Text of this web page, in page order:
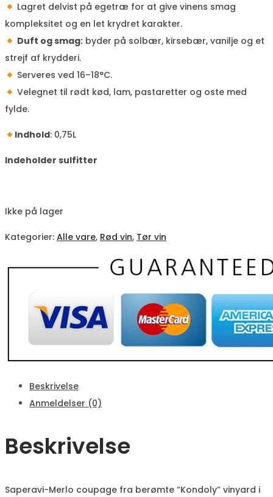
Lagret delvist på egetræ for at give vinens smag
kompleksitet og en let krydret karakter.
Duft og smag:byder på solbær, kirsebær, vanilje og et
strejf af krydderi.
Serveres ved 16–18°C.
Velegnet til rødt kød, lam, pastaretter og oste med
fylde.
Indhold: 0,75L
Indeholder sulfitter
Ikke på lager
Kategorier: Alle vare, Rød vin, Tør vin
Beskrivelse
Anmeldelser (0)
Beskrivelse
Saperavi-Merlo coupage fra berømte “Kondoly” vinyard i